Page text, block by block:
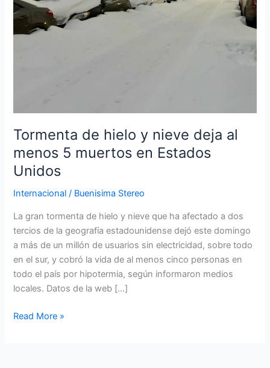
Tormenta de hielo y nieve deja al
menos 5 muertos en Estados
Unidos
Internacional / Buenisima Stereo
La gran tormenta de hielo y nieve que ha afectado a dos
tercios de la geografía estadounidense dejó este domingo
a más de un millón de usuarios sin electricidad, sobre todo
en el sur, y cobró la vida de al menos cinco personas en
todo el país por hipotermia, según informaron medios
locales. Datos de la web […]
hielo
y
nieve
Estados
Unidos
Read More »